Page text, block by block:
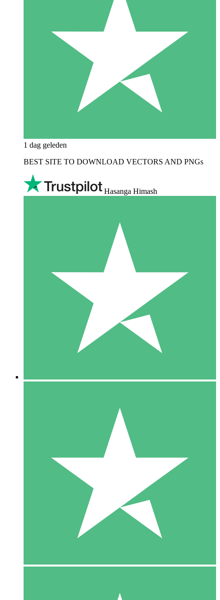
1 dag geleden
BEST SITE TO DOWNLOAD VECTORS AND PNGs
Hasanga Himash